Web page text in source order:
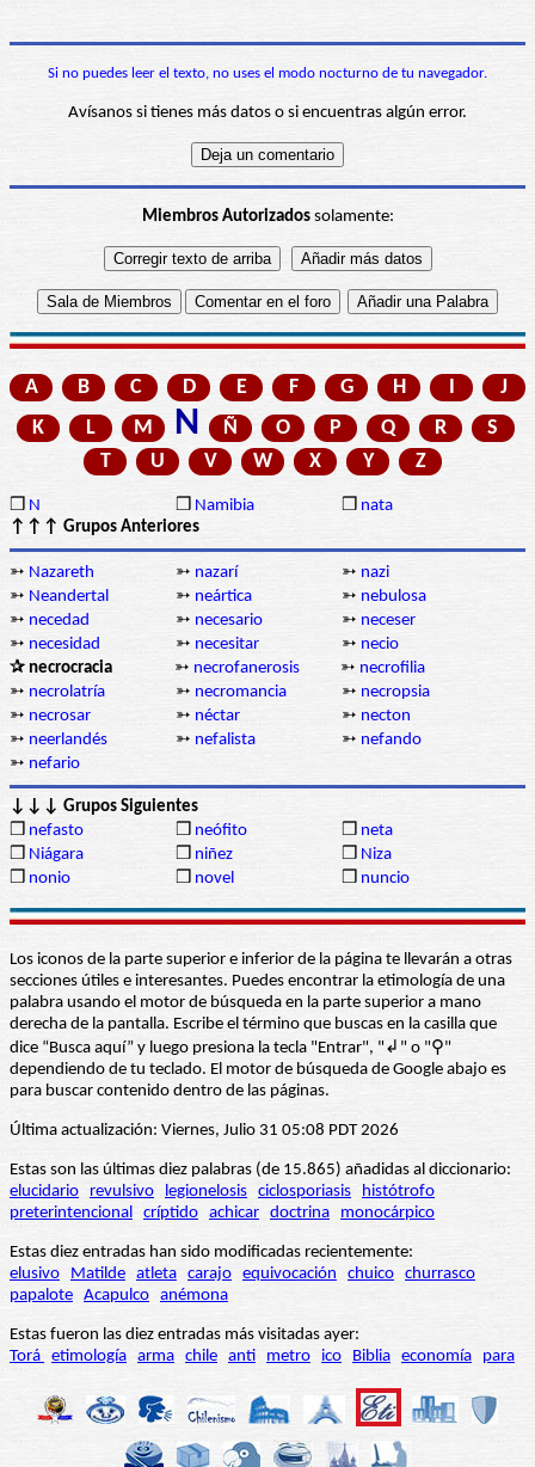
Si no puedes leer el texto, no uses el modo nocturno de tu navegador.
Avísanos si tienes más datos o si encuentras algún error.
Miembros Autorizadossolamente:
A B C D E F G H I
J
K
L M N Ñ O P Q R
S
T
U V W X Y Z
❒ N ❒ Namibia ❒ nata
↑↑↑ Grupos Anteriores
➳ Nazareth ➳ nazarí ➳ nazi
➳ Neandertal ➳ neártica ➳ nebulosa
➳ necedad ➳ necesario ➳ neceser
➳ necesidad ➳ necesitar ➳ necio
✰ necrocracia
➳ necrofanerosis ➳ necrofilia
➳ necrolatría ➳ necromancia ➳ necropsia
➳ necrosar ➳ néctar ➳ necton
➳ neerlandés ➳ nefalista ➳ nefando
➳ nefario
↓↓↓ Grupos Siguientes
❒ nefasto ❒ neófito ❒ neta
❒ Niágara ❒ niñez ❒ Niza
❒ nonio ❒ novel ❒ nuncio
Los iconos de la parte superior e inferior de la página te llevarán a otras
secciones útiles e interesantes. Puedes encontrar la etimología de una
palabra usando el motor de búsqueda en la parte superior a mano
derecha de la pantalla. Escribe el término que buscas en la casilla que
dice “Busca aquí” y luego presiona la tecla "Entrar", "↲" o "⚲"
dependiendo de tu teclado. El motor de búsqueda de Google abajo es
para buscar contenido dentro de las páginas.
Última actualización: Viernes, Julio 31 05:08 PDT 2026
Estas son las últimas diez palabras (de 15.865) añadidas al diccionario:
elucidario
revulsivo legionelosis ciclosporiasis
histótrofo
preterintencional críptido achicar doctrina monocárpico
Estas diez entradas han sido modificadas recientemente:
elusivo
Matilde atleta carajo equivocación chuico churrasco
papalote Acapulco anémona
Estas fueron las diez entradas más visitadas ayer:
Torá etimología arma chile anti metro ico Biblia economía para